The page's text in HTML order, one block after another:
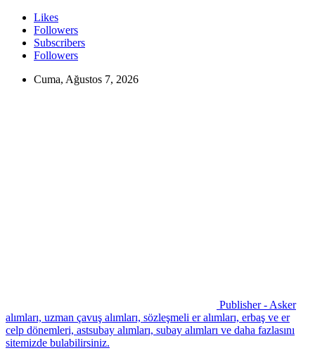
Likes
Followers
Subscribers
Followers
Cuma, Ağustos 7, 2026
Publisher - Asker
alımları, uzman çavuş alımları, sözleşmeli er alımları, erbaş ve er
celp dönemleri, astsubay alımları, subay alımları ve daha fazlasını
sitemizde bulabilirsiniz.